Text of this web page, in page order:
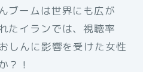
ブームは世界にも広が
たイランでは、視聴率
しんに影響を受けた女性
？！